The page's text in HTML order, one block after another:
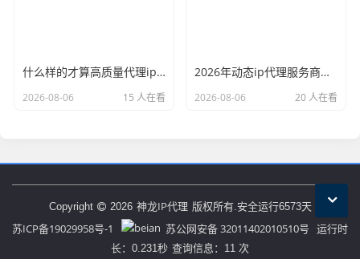
什么样的才算高质量代理ip？资深玩家总结了三个硬指标
2026-08-06 15 人在看
2026年动态ip代理服务商有哪些？这份清单建议收藏
2026-08-06 20 人在看
Copyright 2026 神龙IP代理 版权所有.安全运行6573天
苏ICP备19029958号-1 苏公网安备 32011402010510号
运行时
长：0.231秒 查询信息：11 次